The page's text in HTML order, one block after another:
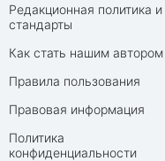
Редакционная политика и
стандарты
Как стать нашим автором
Правила пользования
Правовая информация
Политика
конфиденциальности